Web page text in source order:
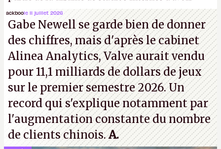
travaillé sur cetAssassin's Creedsous la direction
d'Ubisoft Singapour.A.
ackboole 11 juillet 2026
Gabe Newell se garde bien de donner
des chiffres, mais d'après le cabinet
Alinea Analytics, Valve aurait vendu
pour 11,1 milliards de dollars de jeux
sur le premier semestre 2026. Un
record qui s'explique notamment par
l'augmentation constante du nombre
de clients chinois.A.